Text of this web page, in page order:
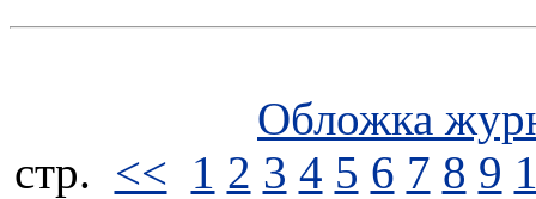
Обложка
стp. << 1 2 3 4 5 6 7 8 9